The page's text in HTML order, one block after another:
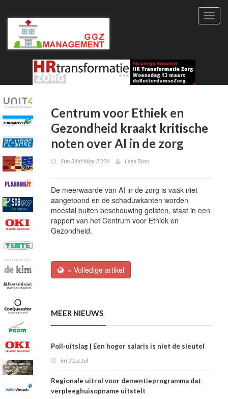
Centrum voor Ethiek en
Gezondheid kraakt kritische
noten over AI in de zorg
Sun 31st May 2026 Lees Bron
De meerwaarde van AI in de zorg is vaak niet
aangetoond en de schaduwkanten worden
meestal buiten beschouwing gelaten, staat in een
rapport van het Centrum voor Ethiek en
Gezondheid.
» Volledige artikel
MEER NIEUWS
Poll-uitslag | Een hoger salaris is niet de sleutel
Fri 31st Jul
Regionale uitrol voor dementieprogramma dat
verpleeghuisopname uitstelt